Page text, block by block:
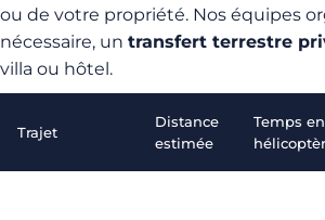
ou de votre propriété. Nos équipes
nécessaire, un transfert terrestre
villa ou hôtel.
Trajet
Distance
estimée
Temps en